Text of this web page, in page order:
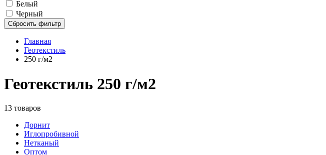
Белый
Черный
Сбросить фильтр
Главная
Геотекстиль
250 г/м2
Геотекстиль 250 г/м2
13 товаров
Дорнит
Иглопробивной
Нетканый
Оптом